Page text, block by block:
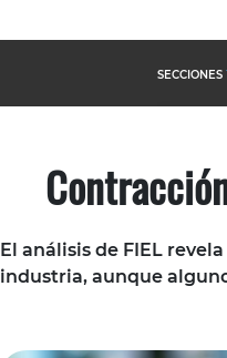
SECCIONES
El análisis de FIEL
industria, aunque